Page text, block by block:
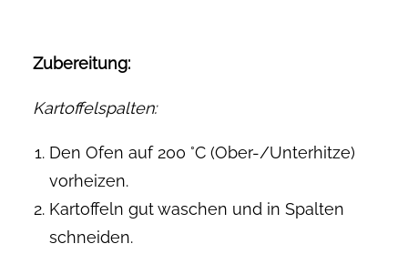
Zubereitung:
Kartoffelspalten:
Den Ofen auf 200 °C (Ober-/Unterhitze)
vorheizen.
Kartoffeln gut waschen und in Spalten
schneiden.